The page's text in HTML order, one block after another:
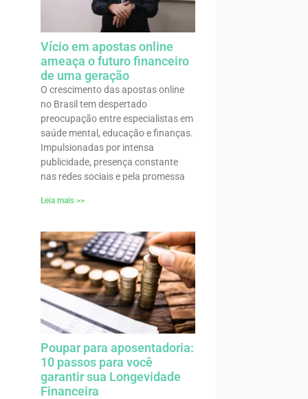
Vício em apostas online
ameaça o futuro financeiro
de uma geração
O crescimento das apostas online
no Brasil tem despertado
preocupação entre especialistas em
saúde mental, educação e finanças.
Impulsionadas por intensa
publicidade, presença constante
nas redes sociais e pela promessa
Leia mais >>
Poupar para aposentadoria:
10 passos para você
garantir sua Longevidade
Financeira